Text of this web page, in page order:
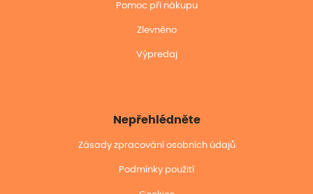
Pomoc při nákupu
Zlevněno
Výpredaj
Nepřehlédněte
Zásady zpracování osobních údajů
Podmínky použití